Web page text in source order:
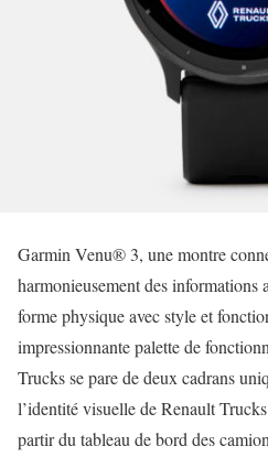
Garmin Venu® 3, une montre
harmonieusement des informations
forme physique avec style et
impressionnante palette de
Trucks se pare de deux cadrans
l’identité visuelle de Renault
partir du tableau de bord des